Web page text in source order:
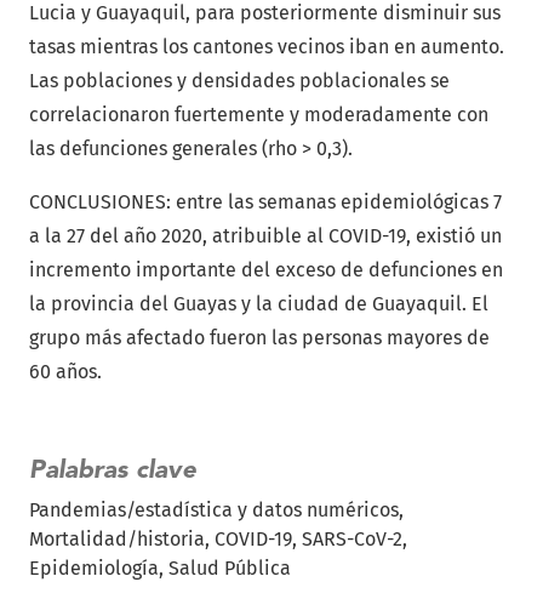
Palabras clave
Pandemias/estadística y datos numéricos
Mortalidad/historia COVID-19 SARS-CoV-2
Epidemiología Salud Pública
Lucia y Guayaquil, para posteriormente disminuir sus
tasas mientras los cantones vecinos iban en aumento.
Las poblaciones y densidades poblacionales se
correlacionaron fuertemente y moderadamente con
las defunciones generales (rho > 0,3).
CONCLUSIONES: entre las semanas epidemiológicas 7
a la 27 del año 2020, atribuible al COVID-19, existió un
incremento importante del exceso de defunciones en
la provincia del Guayas y la ciudad de Guayaquil. El
grupo más afectado fueron las personas mayores de
60 años.